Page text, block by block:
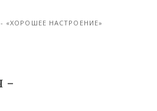
НАСТРОЕНИЕ»
-